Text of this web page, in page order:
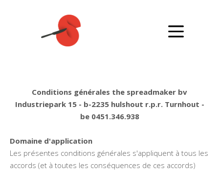
Conditions générales the spreadmaker bv
Industriepark 15 - b-2235 hulshout r.p.r. Turnhout -
be 0451.346.938
Domaine d'application
Les présentes conditions générales s'appliquent à tous les
accords (et à toutes les conséquences de ces accords)